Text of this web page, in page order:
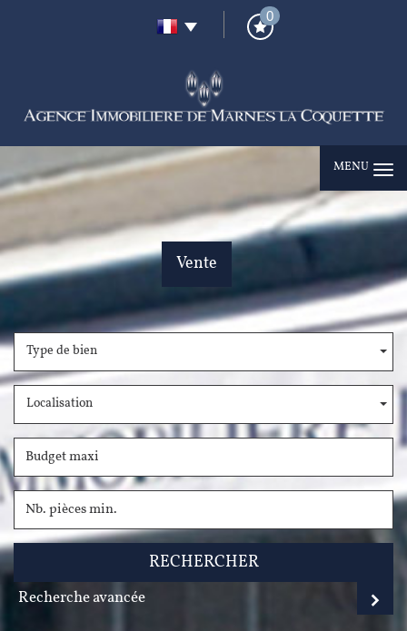
0
MENU
Vente
Type de bien
Localisation
RECHERCHER
Recherche avancée